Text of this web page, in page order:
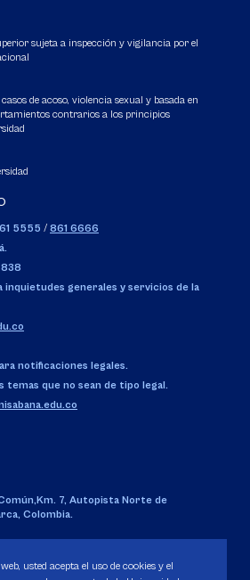
sujeta a inspección y vigilancia por el
de acoso, violencia sexual y basada en
contrarios a los principios
5555 / 861 6666
generales y servicios de la
notificaciones legales.
temas que no sean de tipo legal.
Km. 7, Autopista Norte de
Colombia.
130 del 14 de enero de 1980.
usted acepta el uso de cookies y el